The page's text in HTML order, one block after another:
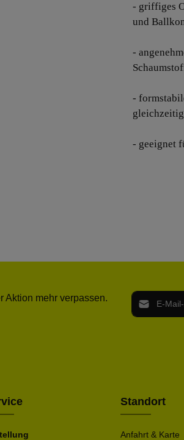
- griffiges
und
-
-
- geeignet
Aktion mehr verpassen. E-Mail-
Standort
Anfahrt & Karte